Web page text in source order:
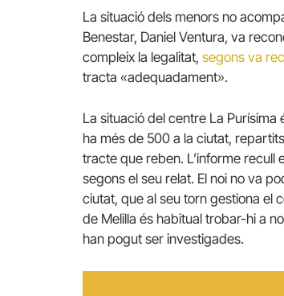
La situació dels menors no
Benestar, Daniel Ventura, va
compleix la legalitat, segons va
tracta «adequadament».
La situació del centre La
ha més de 500 a la ciutat,
tracte que reben. L’informe recull
segons el seu relat. El noi no va
ciutat, que al seu torn gestiona el
de Melilla és habitual trobar-hi a
han pogut ser investigades.